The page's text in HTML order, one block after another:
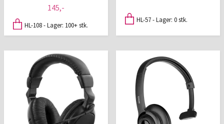
145,-
HL-108 - Lager: 100+ stk.
HL-57 - Lager: 0 stk.